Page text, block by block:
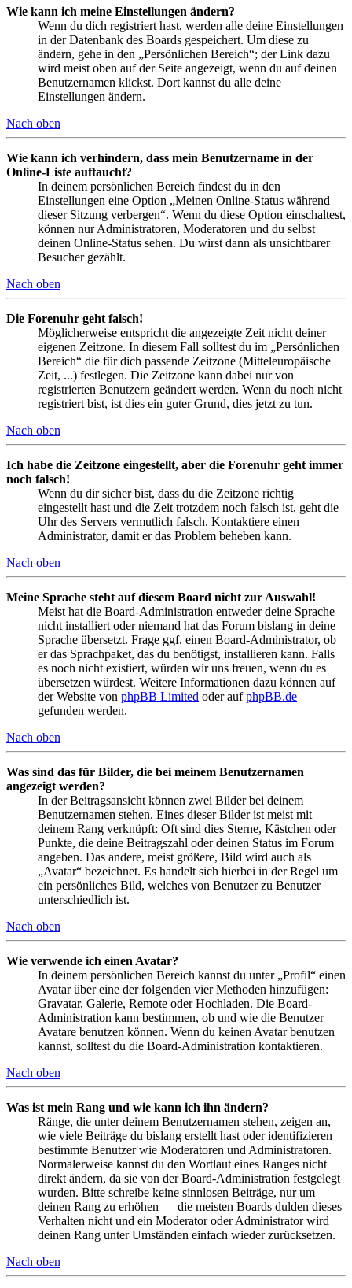
Wie kann ich meine Einstellungen ändern?
Wenn du dich registriert hast, werden alle deine Einstellungen
in der Datenbank des Boards gespeichert. Um diese zu
ändern, gehe in den „Persönlichen Bereich“; der Link dazu
wird meist oben auf der Seite angezeigt, wenn du auf deinen
Benutzernamen klickst. Dort kannst du alle deine
Einstellungen ändern.
Nach oben
Wie kann ich verhindern, dass mein Benutzername in der
Online-Liste auftaucht?
In deinem persönlichen Bereich findest du in den
Einstellungen eine Option „Meinen Online-Status während
dieser Sitzung verbergen“. Wenn du diese Option einschaltest,
können nur Administratoren, Moderatoren und du selbst
deinen Online-Status sehen. Du wirst dann als unsichtbarer
Besucher gezählt.
Nach oben
Die Forenuhr geht falsch!
Möglicherweise entspricht die angezeigte Zeit nicht deiner
eigenen Zeitzone. In diesem Fall solltest du im „Persönlichen
Bereich“ die für dich passende Zeitzone (Mitteleuropäische
Zeit, ...) festlegen. Die Zeitzone kann dabei nur von
registrierten Benutzern geändert werden. Wenn du noch nicht
registriert bist, ist dies ein guter Grund, dies jetzt zu tun.
Nach oben
Ich habe die Zeitzone eingestellt, aber die Forenuhr geht immer
noch falsch!
Wenn du dir sicher bist, dass du die Zeitzone richtig
eingestellt hast und die Zeit trotzdem noch falsch ist, geht die
Uhr des Servers vermutlich falsch. Kontaktiere einen
Administrator, damit er das Problem beheben kann.
Nach oben
Meine Sprache steht auf diesem Board nicht zur Auswahl!
Meist hat die Board-Administration entweder deine Sprache
nicht installiert oder niemand hat das Forum bislang in deine
Sprache übersetzt. Frage ggf. einen Board-Administrator, ob
er das Sprachpaket, das du benötigst, installieren kann. Falls
es noch nicht existiert, würden wir uns freuen, wenn du es
übersetzen würdest. Weitere Informationen dazu können auf
der Website von phpBB Limited oder aufphpBB.de
gefunden werden.
Nach oben
Was sind das für Bilder, die bei meinem Benutzernamen
angezeigt werden?
In der Beitragsansicht können zwei Bilder bei deinem
Benutzernamen stehen. Eines dieser Bilder ist meist mit
deinem Rang verknüpft: Oft sind dies Sterne, Kästchen oder
Punkte, die deine Beitragszahl oder deinen Status im Forum
angeben. Das andere, meist größere, Bild wird auch als
„Avatar“ bezeichnet. Es handelt sich hierbei in der Regel um
ein persönliches Bild, welches von Benutzer zu Benutzer
unterschiedlich ist.
Nach oben
Wie verwende ich einen Avatar?
In deinem persönlichen Bereich kannst du unter „Profil“ einen
Avatar über eine der folgenden vier Methoden hinzufügen:
Gravatar, Galerie, Remote oder Hochladen. Die Board-
Administration kann bestimmen, ob und wie die Benutzer
Avatare benutzen können. Wenn du keinen Avatar benutzen
kannst, solltest du die Board-Administration kontaktieren.
Nach oben
Was ist mein Rang und wie kann ich ihn ändern?
Ränge, die unter deinem Benutzernamen stehen, zeigen an,
wie viele Beiträge du bislang erstellt hast oder identifizieren
bestimmte Benutzer wie Moderatoren und Administratoren.
Normalerweise kannst du den Wortlaut eines Ranges nicht
direkt ändern, da sie von der Board-Administration festgelegt
wurden. Bitte schreibe keine sinnlosen Beiträge, nur um
deinen Rang zu erhöhen — die meisten Boards dulden dieses
Verhalten nicht und ein Moderator oder Administrator wird
deinen Rang unter Umständen einfach wieder zurücksetzen.
Nach oben